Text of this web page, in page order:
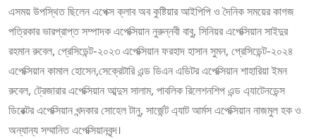
এসময় উপস্থিত ছিলেন এপেক্স ক্লাব অব কুষ্টিয়ার আইপিপি ও দৈনিক সময়ের কাগজ
পত্রিকার ভারপ্রাপ্ত সম্পাদক এপেক্সিয়ান নুরুন্নবী বাবু, সিনিয়র এপেক্সিয়ান সাইদুর
রহমান রুবেল, প্রেসিডেন্ট-২০২৩ এপেক্সিয়ান ফরহাদ হাসান সুমন, প্রেসিডেন্ট-২০২৪
এপেক্সিয়ান কামাল হোসেন,সেক্রেটারি এন্ড ডিএন এডিটর এপেক্সিয়ান শাহারিয়া ইমন
রুবেল, ট্রেজারার এপেক্সিয়ান আব্দুস সালাম, পাবলিক রিলেশনশিপ এন্ড এ্যাটেনডেন্স
ডিরেক্টর এপেক্সিয়ান খন্দকার সোহেল টানু, সার্জেন্ট এ্যাট আর্মস এপেক্সিয়ান নাজমুল হক ও
অন্যান্য সম্মানিত এপেক্সিয়ানবৃন্দ।